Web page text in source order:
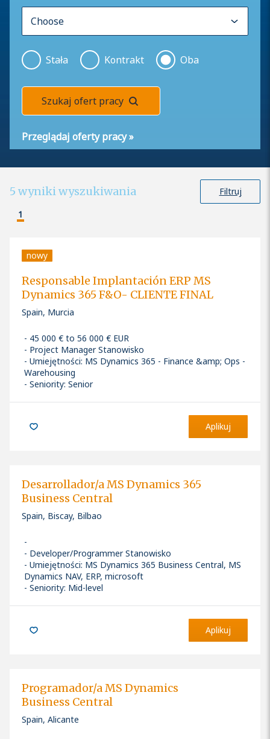
Stała Kontrakt Oba
Szukaj ofert pracy
Przeglądaj oferty pracy»
5 wyniki wyszukiwania
Filtruj
1
nowy
Responsable Implantación ERP MS
Dynamics 365 F&O- CLIENTE FINAL
Spain, Murcia
45 000 € to 56 000 € EUR
Project Manager Stanowisko
Umiejętności: MS Dynamics 365 - Finance &amp; Ops -
Warehousing
Seniority: Senior
Aplikuj
Desarrollador/a MS Dynamics 365
Business Central
Spain, Biscay, Bilbao
Developer/Programmer Stanowisko
Umiejętności: MS Dynamics 365 Business Central, MS
Dynamics NAV, ERP, microsoft
Seniority: Mid-level
Aplikuj
Programador/a MS Dynamics
Business Central
Spain, Alicante